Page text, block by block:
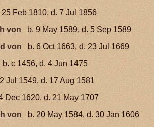
25 Feb 1810, d. 7 Jul 1856
von
b. 9 May 1589, d. 5 Sep 1589
von
b. 6 Oct 1663, d. 23 Jul 1669
b. c 1456, d. 4 Jun 1475
Jul 1549, d. 17 Aug 1581
Dec 1620, d. 21 May 1707
von
b. 20 May 1584, d. 30 Jan 1606